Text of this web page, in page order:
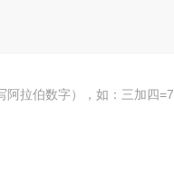
阿拉伯数字），如：三加四=7